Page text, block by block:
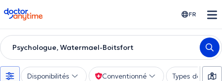
doctoranytime FR
Psychologue, Watermael-Boitsfort
Disponibilités Conventionné Types de